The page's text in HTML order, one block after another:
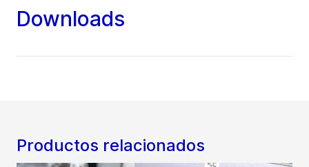
Downloads
Productos relacionados